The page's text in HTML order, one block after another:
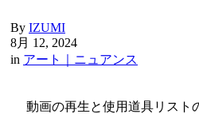
By IZUMI
8月 12, 2024
in アート｜ニュアンス
動画の再生と使用道具リスト